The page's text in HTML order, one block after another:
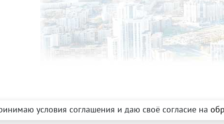
условия соглашения и даю своё согласие на